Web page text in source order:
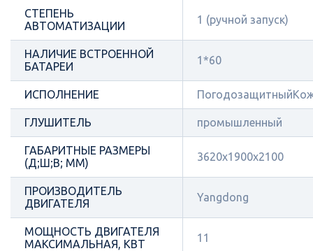
СТЕПЕНЬ
АВТОМАТИЗАЦИИ
1 (ручной запуск)
НАЛИЧИЕ ВСТРОЕННОЙ
БАТАРЕИ
1*60
ИСПОЛНЕНИЕ
ГЛУШИТЕЛЬ промышленный
ГАБАРИТНЫЕ РАЗМЕРЫ
(Д;Ш;В; ММ)
3620x1900x2100
ПРОИЗВОДИТЕЛЬ
ДВИГАТЕЛЯ
Yangdong
МОЩНОСТЬ ДВИГАТЕЛЯ
МАКСИМАЛЬНАЯ, КВТ
11